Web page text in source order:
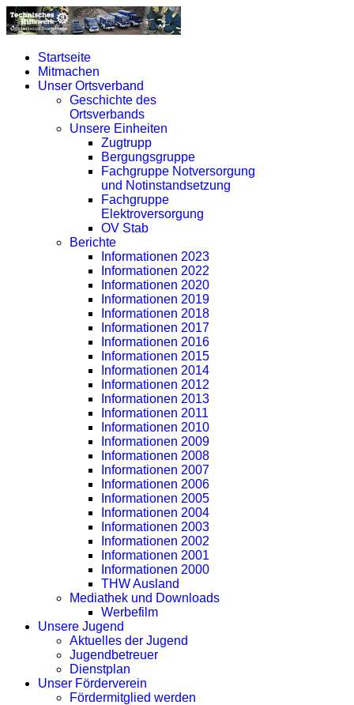
Startseite
Mitmachen
Unser Ortsverband
Geschichte des
Ortsverbands
Unsere Einheiten
Zugtrupp
Bergungsgruppe
Fachgruppe Notversorgung
und Notinstandsetzung
Fachgruppe
Elektroversorgung
OV Stab
Berichte
Informationen 2023
Informationen 2022
Informationen 2020
Informationen 2019
Informationen 2018
Informationen 2017
Informationen 2016
Informationen 2015
Informationen 2014
Informationen 2012
Informationen 2013
Informationen 2011
Informationen 2010
Informationen 2009
Informationen 2008
Informationen 2007
Informationen 2006
Informationen 2005
Informationen 2004
Informationen 2003
Informationen 2002
Informationen 2001
Informationen 2000
THW Ausland
Mediathek und Downloads
Werbefilm
Unsere Jugend
Aktuelles der Jugend
Jugendbetreuer
Dienstplan
Unser Förderverein
Fördermitglied werden